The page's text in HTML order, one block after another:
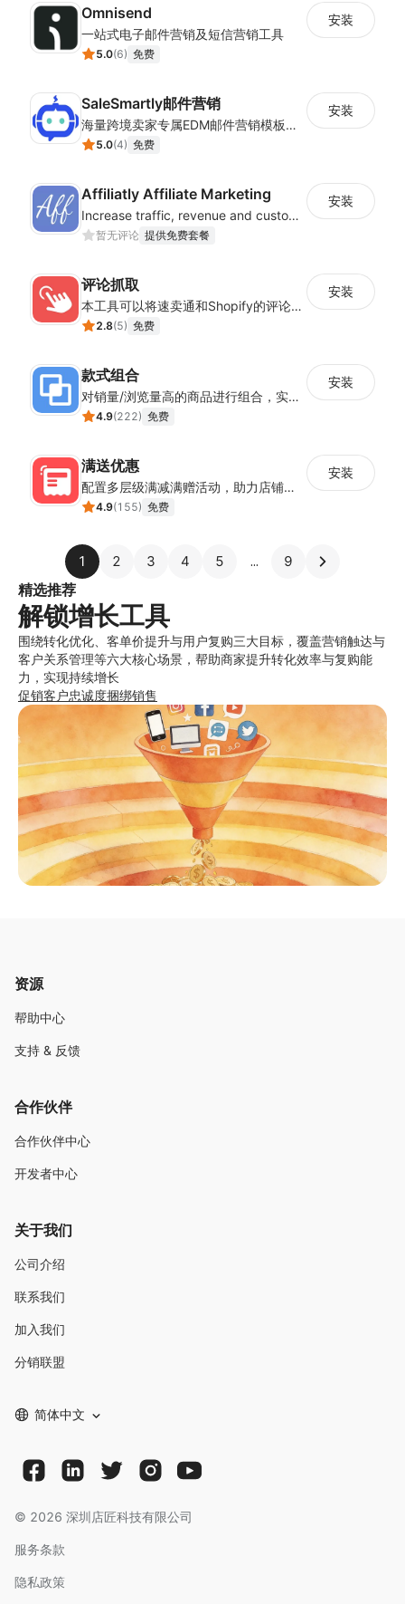
Omnisend
一站式电子邮件营销及短信营销工具
5.0(6) 免费
安装
SaleSmartly邮件营销
海量跨境卖家专属EDM邮件营销模板，从邮件发送到下单全链路效果追踪，全生命周期触达用户触达。
5.0(4) 免费
安装
Affiliatly Affiliate Marketing
Increase traffic, revenue and customer retention with an affiliate program
暂无评论 提供免费套餐
安装
评论抓取
本工具可以将速卖通和Shopify的评论抓取下来并导入您的系统
2.8(5) 免费
安装
款式组合
对销量/浏览量高的商品进行组合，实现在组合商品的详情页中可互相跳转，有效提高转化。
4.9(222) 免费
安装
满送优惠
配置多层级满减满赠活动，助力店铺拉新转化与客单价提升
4.9(155) 免费
安装
1 2 3 4 5 9
精选推荐
解锁增长工具
围绕转化优化、客单价提升与用户复购三大目标，覆盖营销触达与
客户关系管理等六大核心场景，帮助商家提升转化效率与复购能
力，实现持续增长
促销客户忠诚度捆绑销售
资源
帮助中心
支持 & 反馈
合作伙伴
合作伙伴中心
开发者中心
关于我们
公司介绍
联系我们
加入我们
分销联盟
简体中文
© 2026 深圳店匠科技有限公司
服务条款
隐私政策